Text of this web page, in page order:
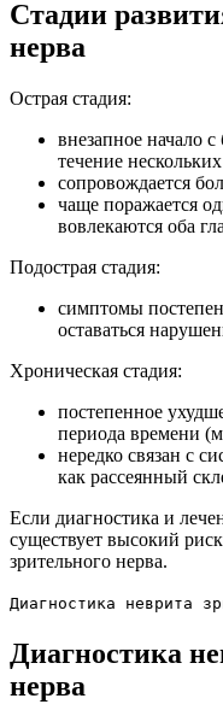
Стадии
нерва
Острая стадия:
внезапное начало
течение
сопровождается
чаще поражается
вовлекаются оба
Подострая стадия:
симптомы
оставаться
Хроническая стадия:
постепенное
периода времени
нередко связан с
как рассеянный
Если диагностика и
существует высокий
зрительного нерва.
Диагностика неврита
Диагностика
нерва